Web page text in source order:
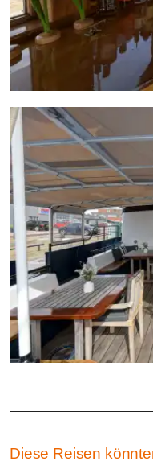
Diese Reisen